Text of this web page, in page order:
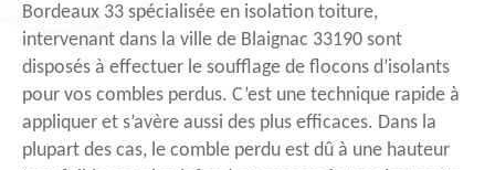
Bordeaux 33 spécialisée en isolation toiture,
intervenant dans la ville de Blaignac 33190 sont
disposés à effectuer le soufflage de flocons d’isolants
pour vos combles perdus. C’est une technique rapide à
appliquer et s’avère aussi des plus efficaces. Dans la
plupart des cas, le comble perdu est dû à une hauteur